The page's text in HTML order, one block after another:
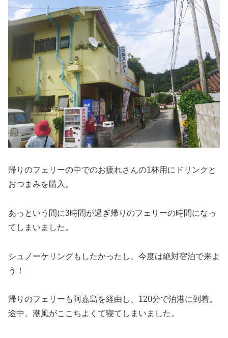
帰りのフェリーの中でのお疲れさんの1杯用にドリンクと
おつまみを購入。
あっという間に3時間が過ぎ帰りのフェリーの時間になっ
てしまいました。
シュノーケリングもしたかったし、今度は絶対宿泊で来よ
う！
帰りのフェリーも阿嘉島を経由し、120分で泊港に到着。
途中、潮風がここちよくて寝てしまいました。